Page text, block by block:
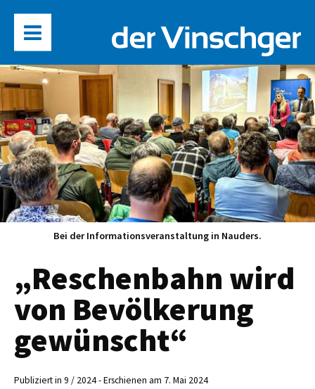
Bei der Informationsveranstaltung in Nauders.
„Reschenbahn wird
von Bevölkerung
gewünscht“
Publiziert in 9 / 2024 - Erschienen am 7. Mai 2024